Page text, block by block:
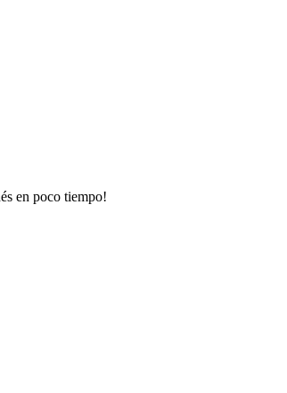
en poco tiempo!